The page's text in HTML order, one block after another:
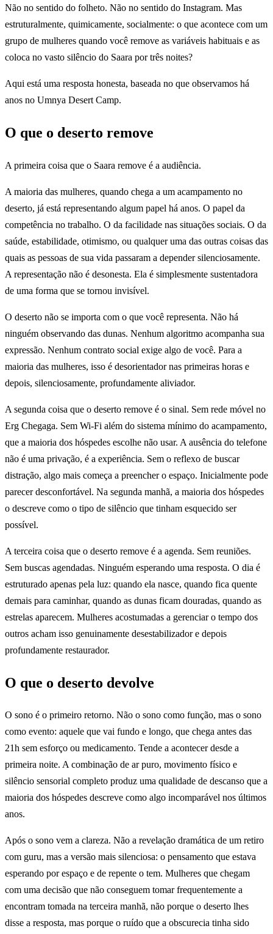
Não no sentido do folheto. Não no sentido do Instagram. Mas
estruturalmente, quimicamente, socialmente: o que acontece com um
grupo de mulheres quando você remove as variáveis habituais e as
coloca no vasto silêncio do Saara por três noites?
Aqui está uma resposta honesta, baseada no que observamos há
anos no Umnya Desert Camp.
O que o deserto remove
A primeira coisa que o Saara remove é a audiência.
A maioria das mulheres, quando chega a um acampamento no
deserto, já está representando algum papel há anos. O papel da
competência no trabalho. O da facilidade nas situações sociais. O da
saúde, estabilidade, otimismo, ou qualquer uma das outras coisas das
quais as pessoas de sua vida passaram a depender silenciosamente.
A representação não é desonesta. Ela é simplesmente sustentadora
de uma forma que se tornou invisível.
O deserto não se importa com o que você representa. Não há
ninguém observando das dunas. Nenhum algoritmo acompanha sua
expressão. Nenhum contrato social exige algo de você. Para a
maioria das mulheres, isso é desorientador nas primeiras horas e
depois, silenciosamente, profundamente aliviador.
A segunda coisa que o deserto remove é o sinal. Sem rede móvel no
Erg Chegaga. Sem Wi-Fi além do sistema mínimo do acampamento,
que a maioria dos hóspedes escolhe não usar. A ausência do telefone
não é uma privação, é a experiência. Sem o reflexo de buscar
distração, algo mais começa a preencher o espaço. Inicialmente pode
parecer desconfortável. Na segunda manhã, a maioria dos hóspedes
o descreve como o tipo de silêncio que tinham esquecido ser
possível.
A terceira coisa que o deserto remove é a agenda. Sem reuniões.
Sem buscas agendadas. Ninguém esperando uma resposta. O dia é
estruturado apenas pela luz: quando ela nasce, quando fica quente
demais para caminhar, quando as dunas ficam douradas, quando as
estrelas aparecem. Mulheres acostumadas a gerenciar o tempo dos
outros acham isso genuinamente desestabilizador e depois
profundamente restaurador.
O que o deserto devolve
O sono é o primeiro retorno. Não o sono como função, mas o sono
como evento: aquele que vai fundo e longo, que chega antes das
21h sem esforço ou medicamento. Tende a acontecer desde a
primeira noite. A combinação de ar puro, movimento físico e
silêncio sensorial completo produz uma qualidade de descanso que a
maioria dos hóspedes descreve como algo incomparável nos últimos
anos.
Após o sono vem a clareza. Não a revelação dramática de um retiro
com guru, mas a versão mais silenciosa: o pensamento que estava
esperando por espaço e de repente o tem. Mulheres que chegam
com uma decisão que não conseguem tomar frequentemente a
encontram tomada na terceira manhã, não porque o deserto lhes
disse a resposta, mas porque o ruído que a obscurecia tinha sido